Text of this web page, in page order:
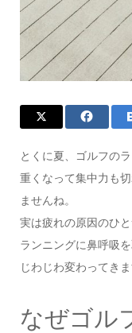
とくに夏、ゴルフの
重くなって集中力も
ませんね。
実は疲れの原因のひ
ランニングに鼻呼吸
じわじわ変わってきま
なぜゴル